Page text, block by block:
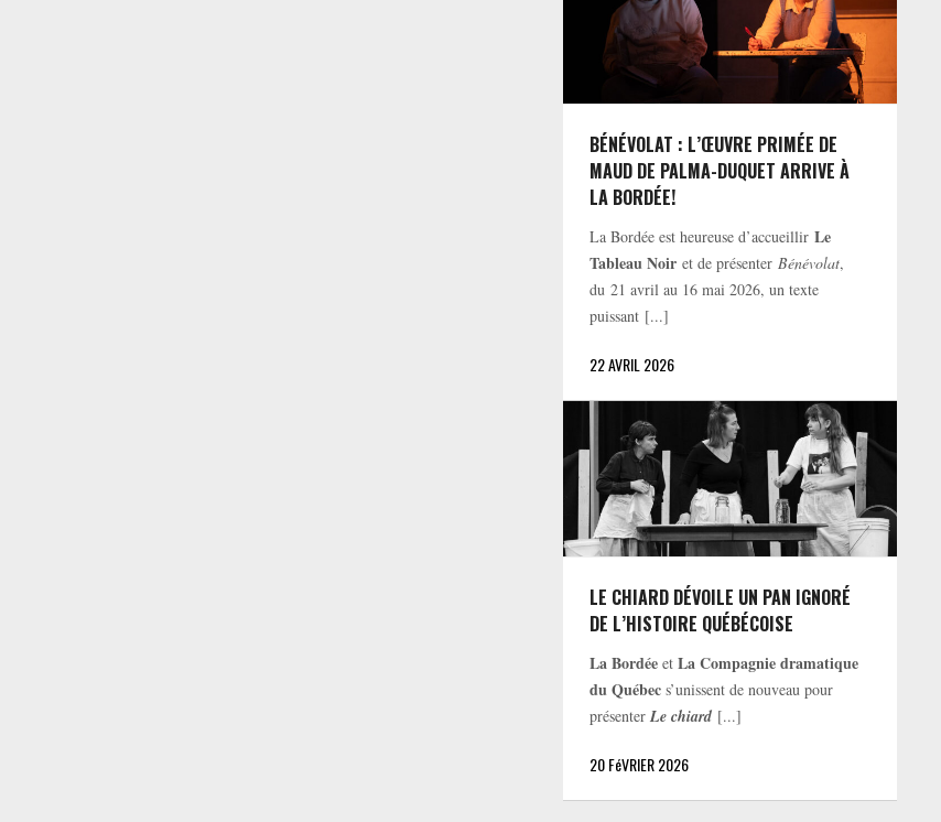
BÉNÉVOLAT : L’ŒUVRE PRIMÉE DE
MAUD DE PALMA-DUQUET ARRIVE À
LA BORDÉE!
La Bordée est heureuse d’accueillirLe
Tableau Noir et de présenterBénévolat,
du 21 avril au 16 mai 2026, un texte
puissant [...]
22 AVRIL 2026
LE CHIARD DÉVOILE UN PAN IGNORÉ
DE L’HISTOIRE QUÉBÉCOISE
La Bordée etLa Compagnie dramatique
du Québec s’unissent de nouveau pour
présenterLe chiard [...]
20 FéVRIER 2026